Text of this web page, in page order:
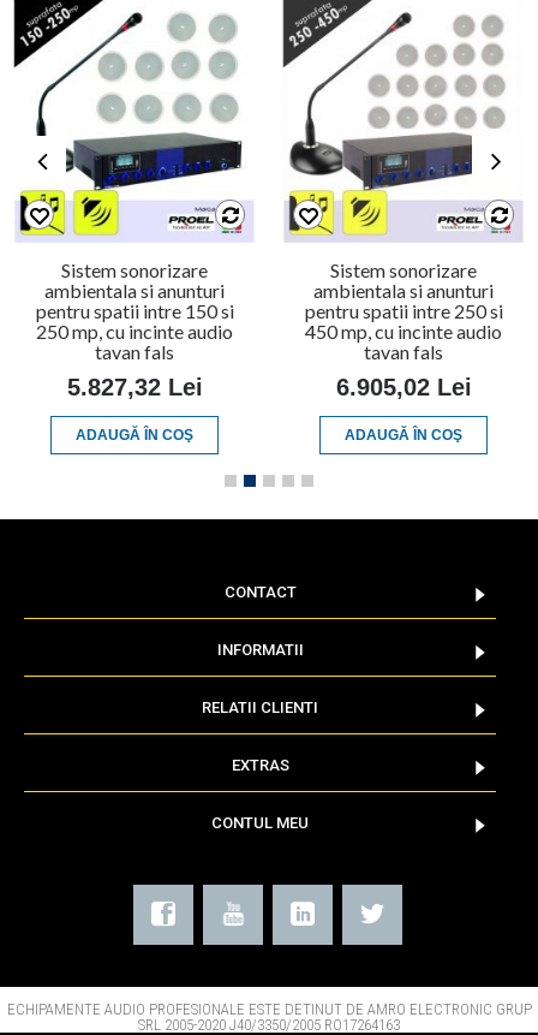
Sistem sonorizare
ambientala si anunturi
pentru spatii intre 150 si
250 mp, cu incinte audio
tavan fals
5.827,32 Lei
ADAUGĂ ÎN COŞ
Sistem sonorizare
ambientala si anunturi
pentru spatii intre 250 si
450 mp, cu incinte audio
tavan fals
6.905,02 Lei
ADAUGĂ ÎN COŞ
CONTACT
INFORMATII
RELATII CLIENTI
EXTRAS
CONTUL MEU
ECHIPAMENTE AUDIO PROFESIONALE ESTE DETINUT DE AMRO ELECTRONIC GRUP
SRL 2005-2020 J40/3350/2005 RO17264163